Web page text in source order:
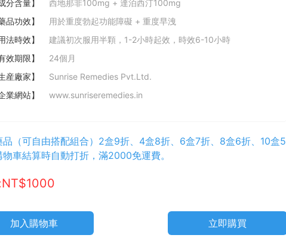
分含量】
西地那非100mg + 達泊西汀100mg
品功效】
用於重度勃起功能障礙 + 重度早洩
法時效】
建議初次服用半顆，1-2小時起效，時效6-10小時
效期限】
24個月
産廠家】
Sunrise Remedies Pvt.Ltd.
業網站】
www.sunriseremedies.in
品（可自由搭配組合）2盒9折、4盒8折、6盒7折、8盒6折、10盒5
車結算時自動打折，滿2000免運費。
加入購物車 立即購買